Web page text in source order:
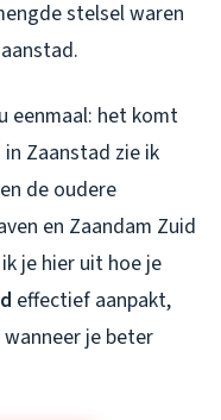
stelsel waren
eenmaal: het komt
Zaanstad zie ik
de oudere
en Zaandam Zuid
je hier uit hoe je
effectief aanpakt,
je beter